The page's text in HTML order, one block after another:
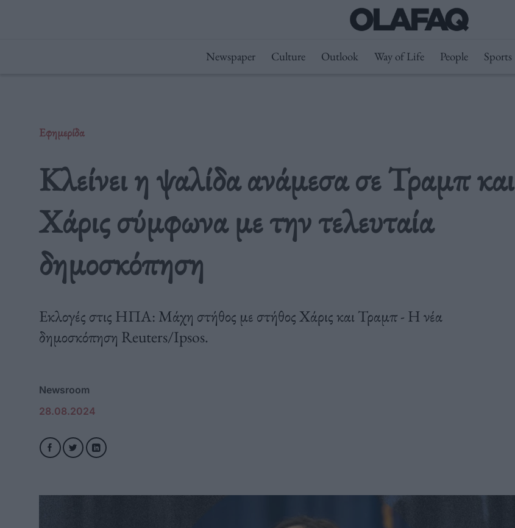
Newspaper Culture Outlook Way of Life People Sports
Εφημερίδα
Κλείνει η ψαλίδα ανάμεσα σε Τραμπ και
Χάρις σύμφωνα με την τελευταία
δημοσκόπηση
Εκλογές στις ΗΠΑ: Μάχη στήθος με στήθος Χάρις και Τραμπ - Η νέα
δημοσκόπηση Reuters/Ipsos.
Newsroom
28.08.2024